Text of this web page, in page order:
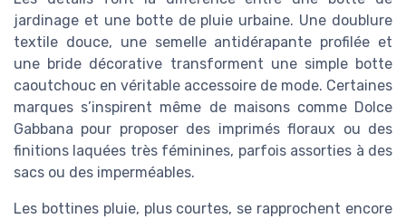
jardinage et une botte de pluie urbaine. Une doublure
textile douce, une semelle antidérapante profilée et
une bride décorative transforment une simple botte
caoutchouc en véritable accessoire de mode. Certaines
marques s’inspirent même de maisons comme Dolce
Gabbana pour proposer des imprimés floraux ou des
finitions laquées très féminines, parfois assorties à des
sacs ou des imperméables.
Les bottines pluie, plus courtes, se rapprochent encore